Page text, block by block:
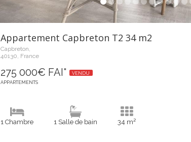
Appartement Capbreton T2 34 m2
Capbreton,
40130, France
275 000€ FAI*
VENDU
APPARTEMENTS
1 Chambre 1 Salle de bain 34 m²